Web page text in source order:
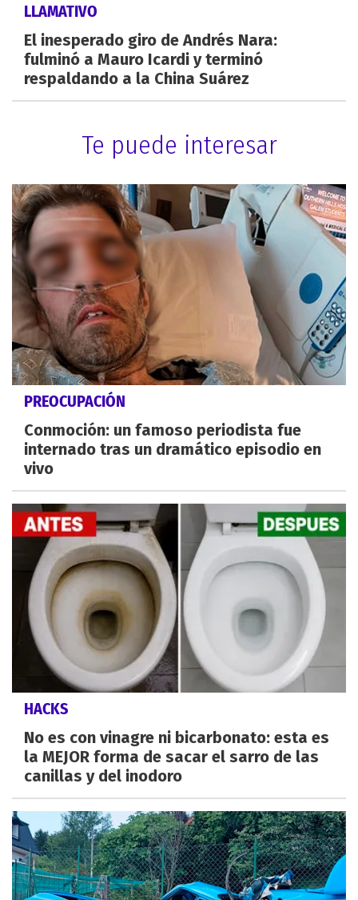
LLAMATIVO
El inesperado giro de Andrés Nara:
fulminó a Mauro Icardi y terminó
respaldando a la China Suárez
Te puede interesar
PREOCUPACIÓN
Conmoción: un famoso periodista fue
internado tras un dramático episodio en
vivo
HACKS
No es con vinagre ni bicarbonato: esta es
la MEJOR forma de sacar el sarro de las
canillas y del inodoro